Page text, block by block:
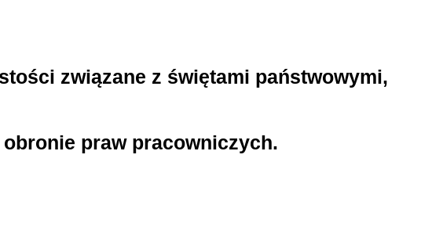
związane z świętami państwowymi,
praw pracowniczych.